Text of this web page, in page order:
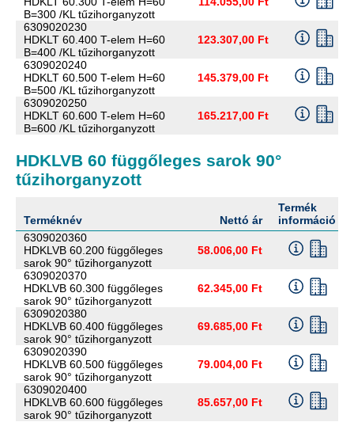
B=300 /KL tűzihorganyzott
6309020230
HDKLT 60.400 T-elem H=60
B=400 /KL tűzihorganyzott
123.307,00 Ft
6309020240
HDKLT 60.500 T-elem H=60
B=500 /KL tűzihorganyzott
145.379,00 Ft
6309020250
HDKLT 60.600 T-elem H=60
B=600 /KL tűzihorganyzott
165.217,00 Ft
HDKLVB 60 függőleges sarok 90°
tűzihorganyzott
Terméknév Nettó ár
Termék
információ
6309020360
HDKLVB 60.200 függőleges
sarok 90° tűzihorganyzott
58.006,00 Ft
6309020370
HDKLVB 60.300 függőleges
sarok 90° tűzihorganyzott
62.345,00 Ft
6309020380
HDKLVB 60.400 függőleges
sarok 90° tűzihorganyzott
69.685,00 Ft
6309020390
HDKLVB 60.500 függőleges
sarok 90° tűzihorganyzott
79.004,00 Ft
6309020400
HDKLVB 60.600 függőleges
sarok 90° tűzihorganyzott
85.657,00 Ft